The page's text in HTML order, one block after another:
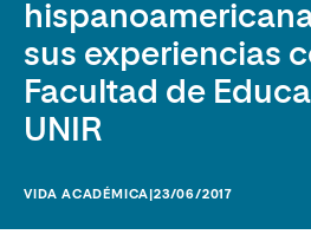
sus experiencias
Facultad de
UNIR
VIDA ACADÉMICA |23/06/2017